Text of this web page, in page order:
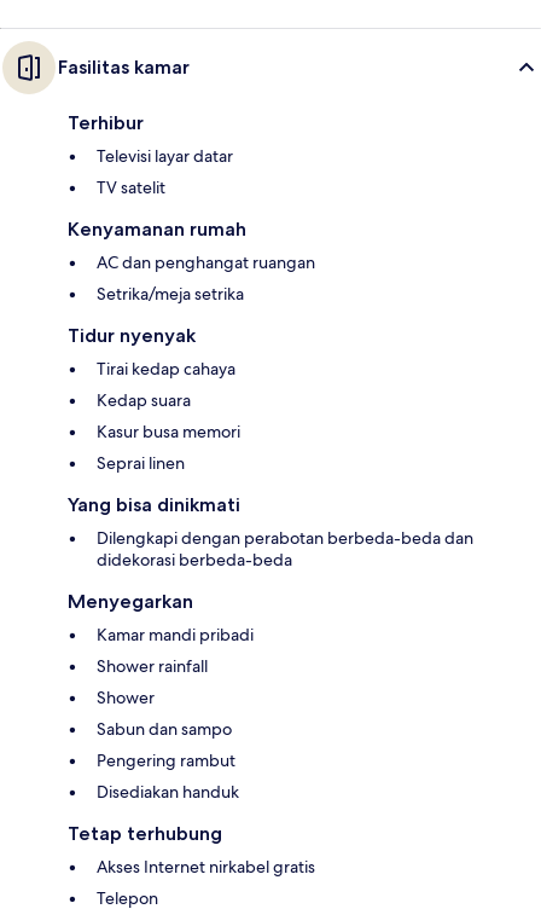
Fasilitas kamar
Terhibur
Televisi layar datar
TV satelit
Kenyamanan rumah
AC dan penghangat ruangan
Setrika/meja setrika
Tidur nyenyak
Tirai kedap cahaya
Kedap suara
Kasur busa memori
Seprai linen
Yang bisa dinikmati
Dilengkapi dengan perabotan berbeda-beda dan
didekorasi berbeda-beda
Menyegarkan
Kamar mandi pribadi
Shower rainfall
Shower
Sabun dan sampo
Pengering rambut
Disediakan handuk
Tetap terhubung
Akses Internet nirkabel gratis
Telepon